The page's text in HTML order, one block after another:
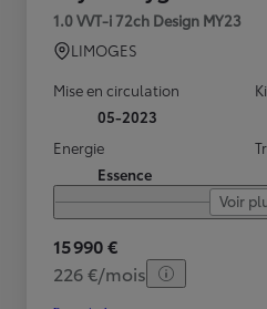
1.0 VVT-i 72ch Design MY23
LIMOGES
Mise en circulation
05-2023
Energie
Essence
Voir
15 990 €
226 €/mois